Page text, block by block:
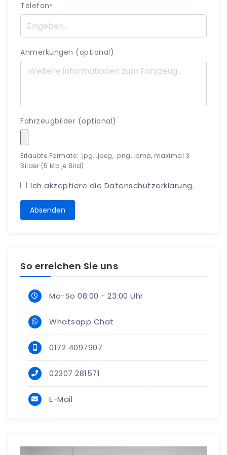
Telefon*
Anmerkungen (optional)
Fahrzeugbilder (optional)
Erlaubte Formate: .jpg, .jpeg, .png, .bmp, maximal 3
Bilder (5 Mb je Bild)
Ich akzeptiere die Datenschutzerklärung.
Absenden
So erreichen Sie uns
Mo-So 08:00 - 23:00 Uhr
Whatsapp Chat
0172 4097907
02307 281571
E-Mail